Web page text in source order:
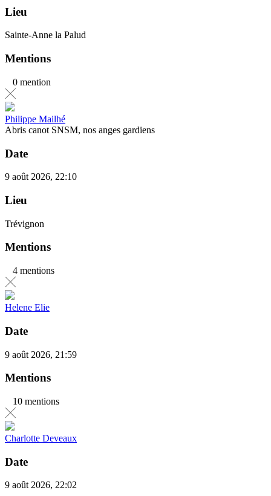
Lieu
Sainte-Anne la Palud
Mentions
0 mention
Philippe Mailhé
Abris canot SNSM, nos anges gardiens
Date
9 août 2026, 22:10
Lieu
Trévignon
Mentions
4 mentions
Helene Elie
Date
9 août 2026, 21:59
Mentions
10 mentions
Charlotte Deveaux
Date
9 août 2026, 22:02